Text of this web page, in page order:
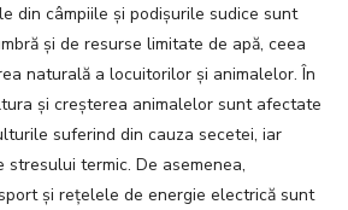
din câmpiile și podișurile sudice sunt
și de resurse limitate de apă, ceea
naturală a locuitorilor și animalelor. În
și creșterea animalelor sunt afectate
suferind din cauza secetei, iar
stresului termic. De asemenea,
și rețelele de energie electrică sunt